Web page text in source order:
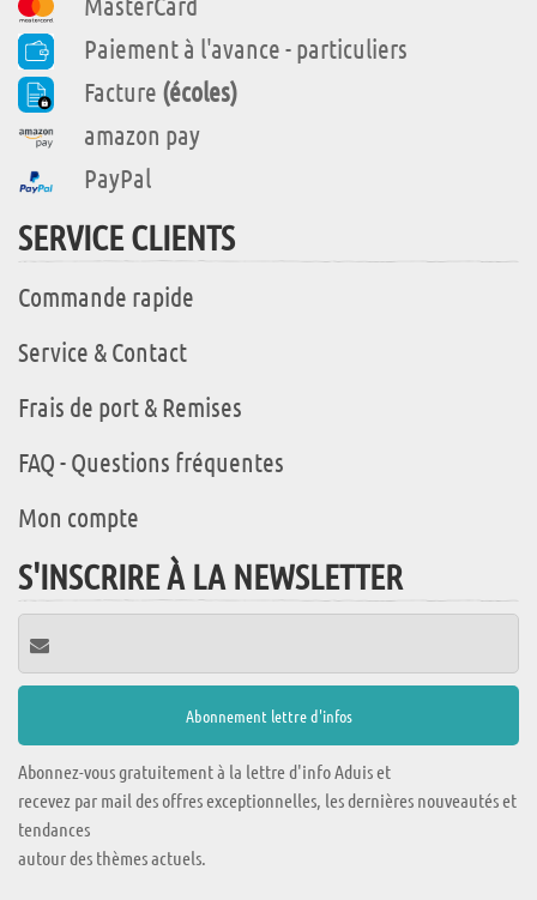
Paiement à l'avance - particuliers
Facture (écoles)
amazon pay
PayPal
SERVICE CLIENTS
Commande rapide
Service & Contact
Frais de port & Remises
FAQ - Questions fréquentes
Mon compte
S'INSCRIRE À LA NEWSLETTER
Abonnez-vous gratuitement à la lettre d'info Aduis et
recevez par mail des offres exceptionnelles, les dernières nouveautés et
tendances
autour des thèmes actuels.